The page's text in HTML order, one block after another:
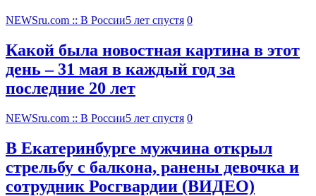
NEWSru.com :: В России5 лет спустя 0
Какой была новостная картина в этот
день – 31 мая в каждый год за
последние 20 лет
NEWSru.com :: В России5 лет спустя 0
В Екатеринбурге мужчина открыл
стрельбу с балкона, ранены девочка и
сотрудник Росгвардии (ВИДЕО)